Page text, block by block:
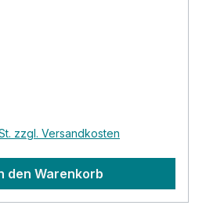
zzgl. Versandkosten
den Warenkorb